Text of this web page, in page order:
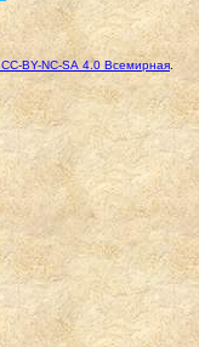
CC-BY-NC-SA 4.0 Всемирная.